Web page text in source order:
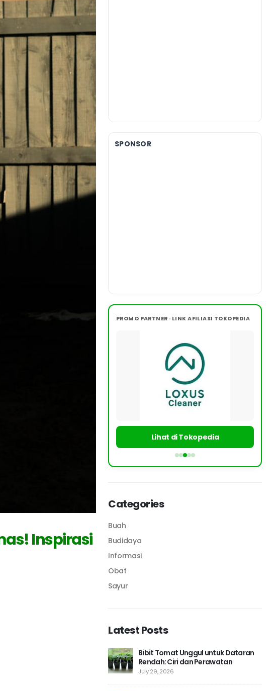
Inspirasi
SPONSOR
PROMO PARTNER · LINK AFILIASI TOKOPEDIA
Lihat di Tokopedia
Categories
Buah
Budidaya
Informasi
Obat
Sayur
Latest Posts
Bibit Tomat Unggul untuk Dataran
Rendah: Ciri dan Perawatan
July 29, 2026